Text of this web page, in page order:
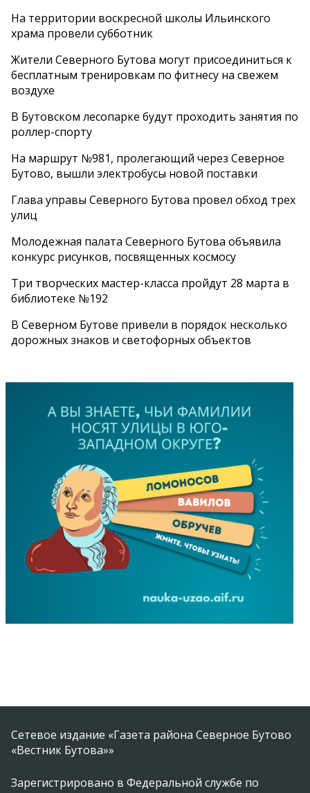
На территории воскресной школы Ильинского
храма провели субботник
Жители Северного Бутова могут присоединиться к
бесплатным тренировкам по фитнесу на свежем
воздухе
В Бутовском лесопарке будут проходить занятия по
роллер-спорту
На маршрут №981, пролегающий через Северное
Бутово, вышли электробусы новой поставки
Глава управы Северного Бутова провел обход трех
улиц
Молодежная палата Северного Бутова объявила
конкурс рисунков, посвященных космосу
Три творческих мастер-класса пройдут 28 марта в
библиотеке №192
В Северном Бутове привели в порядок несколько
дорожных знаков и светофорных объектов
Сетевое издание «Газета района Северное Бутово
«Вестник Бутова»»
Зарегистрировано в Федеральной службе по